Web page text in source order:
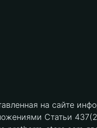
на сайте
Статьи